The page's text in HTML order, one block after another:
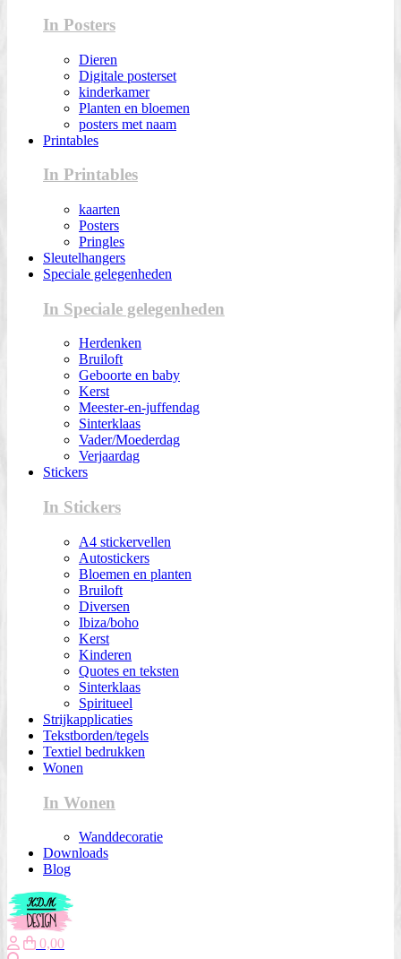
In Posters
Dieren
Digitale posterset
kinderkamer
Planten en bloemen
posters met naam
Printables
In Printables
kaarten
Posters
Pringles
Sleutelhangers
Speciale gelegenheden
In Speciale gelegenheden
Herdenken
Bruiloft
Geboorte en baby
Kerst
Meester-en-juffendag
Sinterklaas
Vader/Moederdag
Verjaardag
Stickers
In Stickers
A4 stickervellen
Autostickers
Bloemen en planten
Bruiloft
Diversen
Ibiza/boho
Kerst
Kinderen
Quotes en teksten
Sinterklaas
Spiritueel
Strijkapplicaties
Tekstborden/tegels
Textiel bedrukken
Wonen
In Wonen
Wanddecoratie
Downloads
Blog
0,00